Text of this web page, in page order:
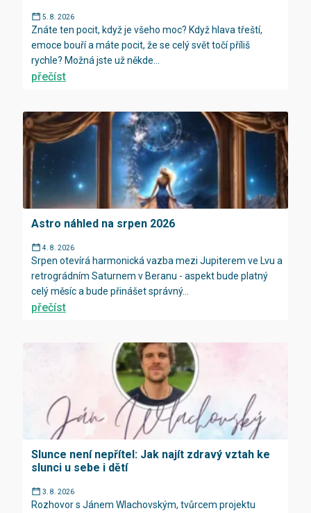
5. 8. 2026
Znáte ten pocit, když je všeho moc? Když hlava třeští,
emoce bouří a máte pocit, že se celý svět točí příliš
rychle? Možná jste už někde...
přečíst
Astro náhled na srpen 2026
4. 8. 2026
Srpen otevírá harmonická vazba mezi Jupiterem ve Lvu a
retrográdním Saturnem v Beranu - aspekt bude platný
celý měsíc a bude přinášet správný...
přečíst
Slunce není nepřítel: Jak najít zdravý vztah ke
slunci u sebe i dětí
3. 8. 2026
Rozhovor s Jánem Wlachovským, tvůrcem projektu